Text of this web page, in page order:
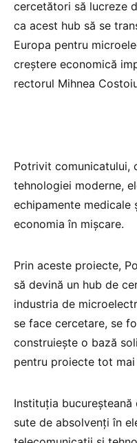
cercetători să lucreze
ca acest hub să se
Europa pentru
creştere economică
rectorul Mihnea
Potrivit comunicatului,
tehnologiei moderne,
echipamente medicale
economia în mişcare.
Prin aceste proiecte,
să devină un hub de
industria de
se face cercetare, se
construieşte o bază
pentru proiecte tot mai
Instituţia
sute de absolvenţi în